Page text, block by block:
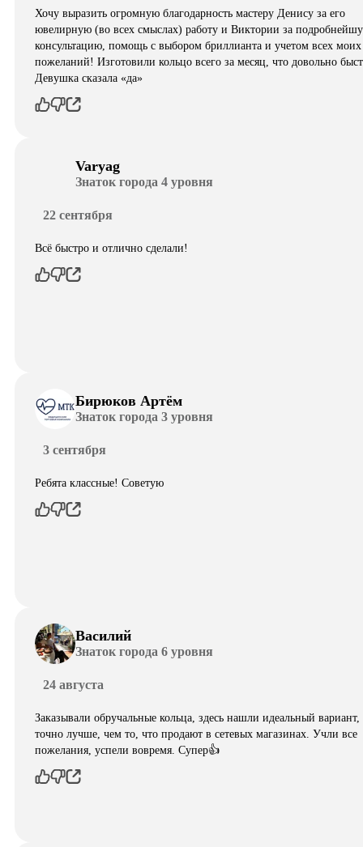
Хочу выразить огромную благодарность мастеру Денису за его
ювелирную (во всех смыслах) работу и Виктории за
консультацию, помощь с выбором бриллианта и учетом всех моих
пожеланий! Изготовили кольцо всего за месяц, что довольно
Девушка сказала «да»
Varyag
Знаток города 4 уровня
22 сентября
Всё быстро и отлично сделали!
Бирюков Артём
Знаток города 3 уровня
3 сентября
Ребята классные! Советую
Василий
Знаток города 6 уровня
24 августа
Заказывали обручальные кольца, здесь нашли идеальный вариант,
точно лучше, чем то, что продают в сетевых магазинах. Учли все
пожелания, успели вовремя. Супер👍